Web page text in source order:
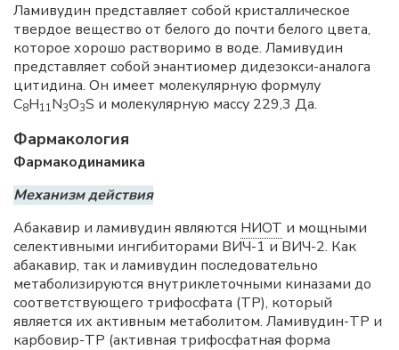
Ламивудин представляет собой кристаллическое
твердое вещество от белого до почти белого цвета,
которое хорошо растворимо в воде. Ламивудин
представляет собой энантиомер дидезокси-аналога
цитидина. Он имеет молекулярную формулу
C8H11N3O3S и молекулярную массу 229,3 Да.
Фармакология
Фармакодинамика
Механизм действия
Абакавир и ламивудин являются НИОТ и мощными
селективными ингибиторами ВИЧ-1 и ВИЧ-2. Как
абакавир, так и ламивудин последовательно
метаболизируются внутриклеточными киназами до
соответствующего трифосфата (ТР), который
является их активным метаболитом. Ламивудин-TP и
карбовир-TP (активная трифосфатная форма